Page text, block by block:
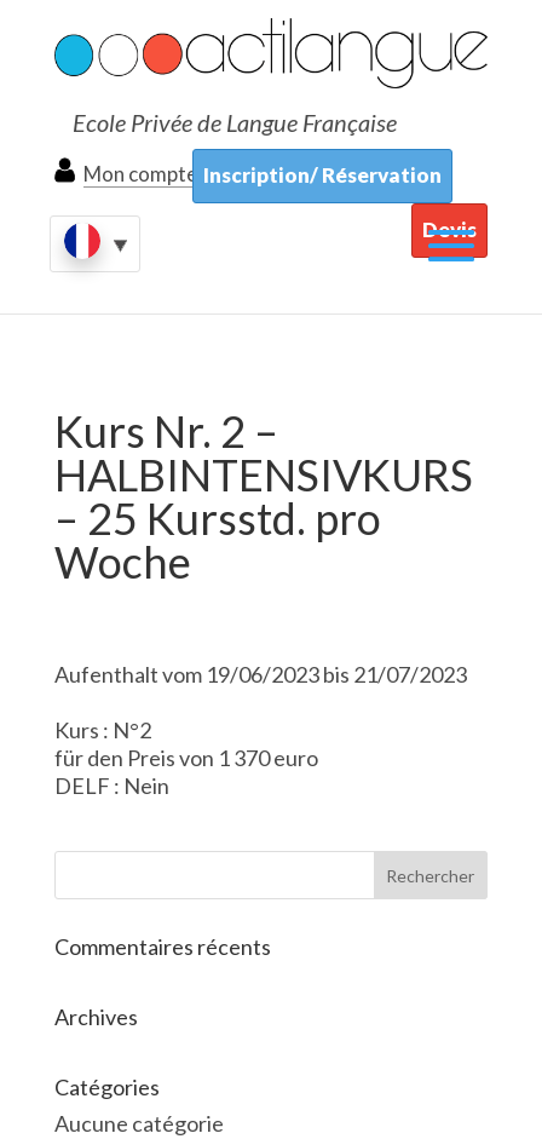
Ecole Privée de Langue Française
Mon compte Inscription/ Réservation
Devis
Kurs Nr. 2 –
HALBINTENSIVKURS
– 25 Kursstd. pro
Woche
Aufenthalt vom 19/06/2023 bis 21/07/2023
Kurs : N°2
für den Preis von 1 370 euro
DELF : Nein
Commentaires récents
Archives
Catégories
Aucune catégorie